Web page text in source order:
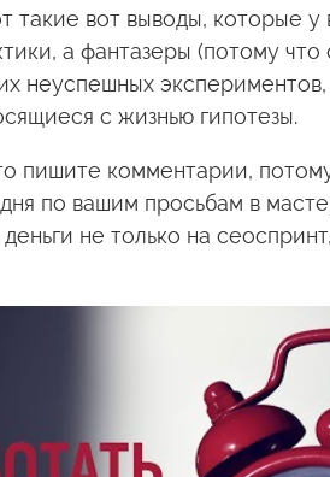
такие вот выводы, которые у
а фантазеры (потому что
неуспешных
с жизнью гипотезы.
пишите комментарии,
по вашим просьбам в
не только на